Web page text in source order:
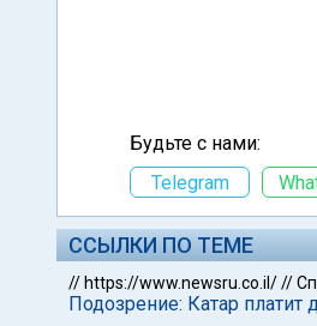
Будьте с нами:
Telegram
ССЫЛКИ ПО ТЕМЕ
// https://www.newsru.co.il///
Подозрение: Катар платит